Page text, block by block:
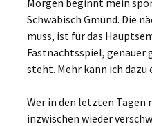
Morgen beginnt mein
Schwäbisch Gmünd. Die
muss, ist für das
Fastnachtsspiel, genauer
steht. Mehr kann ich dazu
Wer in den letzten Tagen
inzwischen wieder